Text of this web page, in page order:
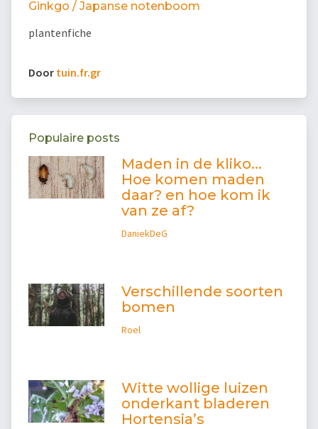
Ginkgo / Japanse notenboom
plantenfiche
Door tuin.fr.gr
Populaire posts
Maden in de kliko...
Hoe komen maden
daar? en hoe kom ik
van ze af?
DaniekDeG
Verschillende soorten
bomen
Roel
Witte wollige luizen
onderkant bladeren
Hortensia’s